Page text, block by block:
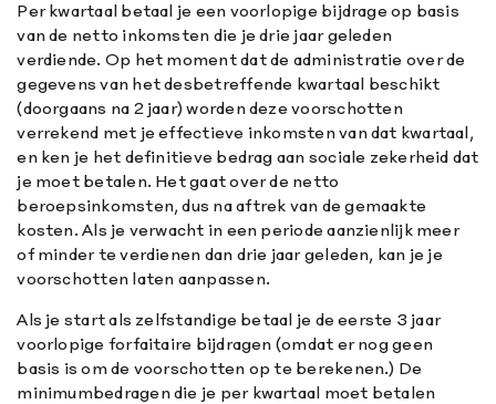
Per kwartaal betaal je een voorlopige bijdrage op basis
van de netto inkomsten die je drie jaar geleden
verdiende. Op het moment dat de administratie over de
gegevens van het desbetreffende kwartaal beschikt
(doorgaans na 2 jaar) worden deze voorschotten
verrekend met je effectieve inkomsten van dat kwartaal,
en ken je het definitieve bedrag aan sociale zekerheid dat
je moet betalen. Het gaat over de netto
beroepsinkomsten, dus na aftrek van de gemaakte
kosten. Als je verwacht in een periode aanzienlijk meer
of minder te verdienen dan drie jaar geleden, kan je je
voorschotten laten aanpassen.
Als je start als zelfstandige betaal je de eerste 3 jaar
voorlopige forfaitaire bijdragen (omdat er nog geen
basis is om de voorschotten op te berekenen.) De
minimumbedragen die je per kwartaal moet betalen